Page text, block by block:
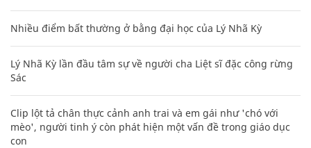
Nhiều điểm bất thường ở bằng đại học của Lý Nhã Kỳ
Lý Nhã Kỳ lần đầu tâm sự về người cha Liệt sĩ đặc công rừng
Sác
Clip lột tả chân thực cảnh anh trai và em gái như 'chó với
mèo', người tinh ý còn phát hiện một vấn đề trong giáo dục
con